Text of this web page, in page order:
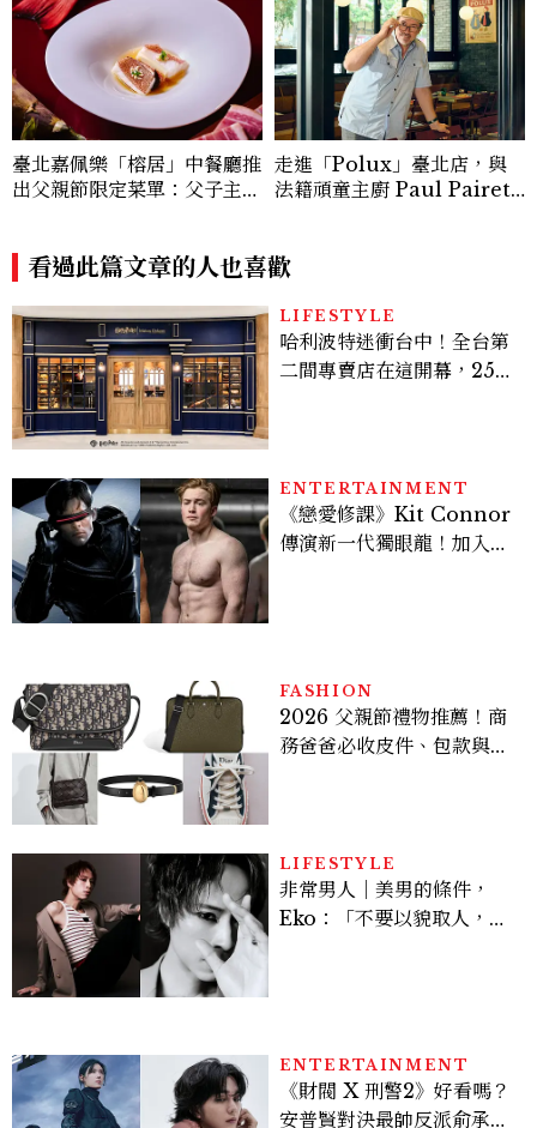
臺北嘉佩樂「榕居」中餐廳推
出父親節限定菜單：父子主廚
之味
走進「Polux」臺北店，與
法籍頑童主廚 Paul Pairet
看過此篇文章的人也喜歡
LIFESTYLE
哈利波特迷衝台中！全台第
二間專賣店在這開幕，25週
ENTERTAINMENT
《戀愛修課》Kit Connor
傳演新一代獨眼龍！加入新
FASHION
2026 父親節禮物推薦！商
務爸爸必收皮件、包款與鞋
LIFESTYLE
非常男人｜美男的條件，
Eko：「不要以貌取人，內
ENTERTAINMENT
《財閥 X 刑警2》好看嗎？
安普賢對決最帥反派俞承